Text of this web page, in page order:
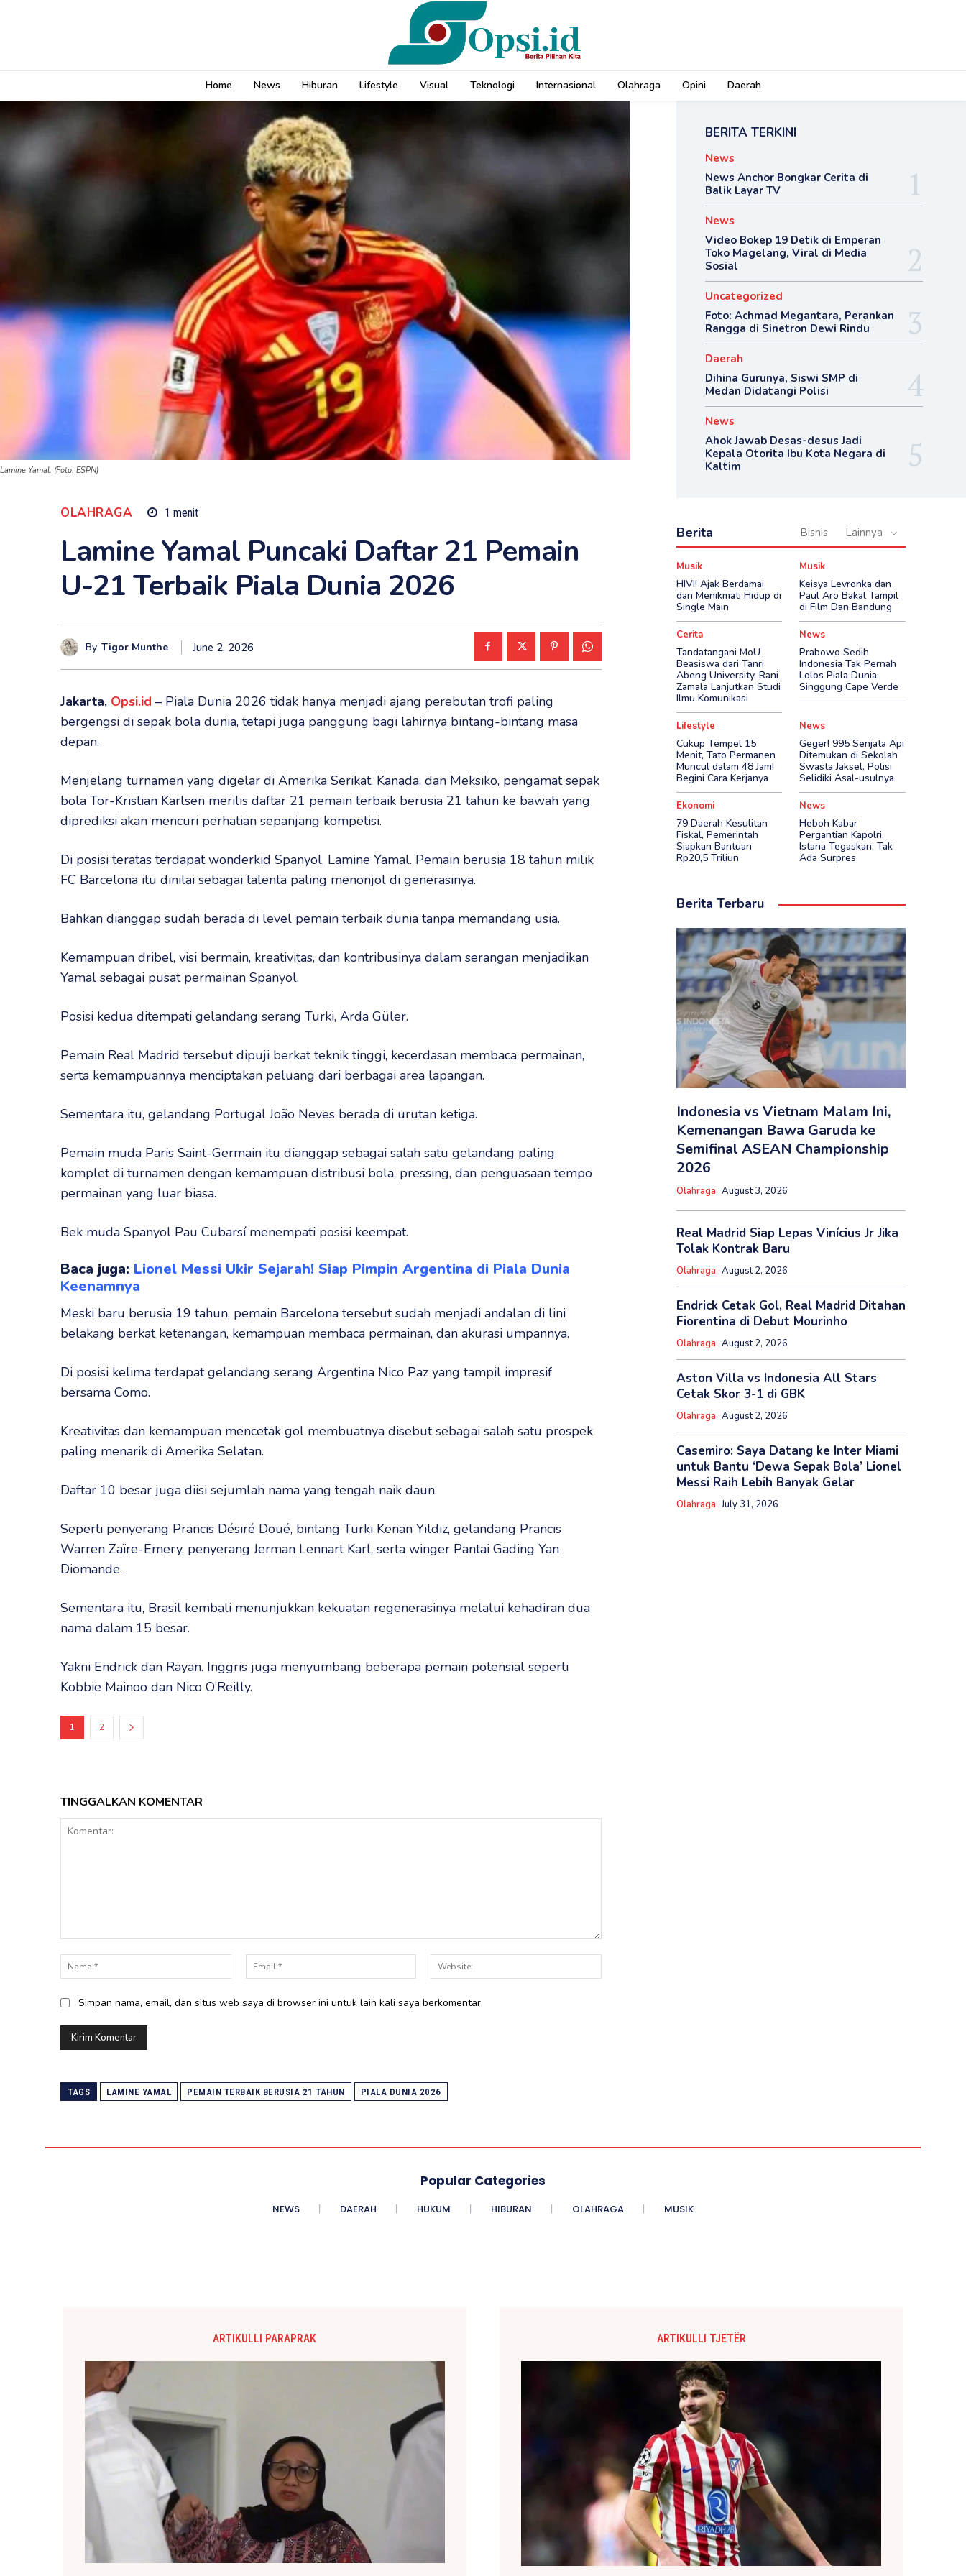
Home News Hiburan Lifestyle Visual Teknologi Internasional Olahraga Opini Daerah
Lamine Yamal. (Foto: ESPN)
OLAHRAGA 1 menit
Lamine Yamal Puncaki Daftar 21 Pemain
U-21 Terbaik Piala Dunia 2026
By Tigor Munthe June 2, 2026
Jakarta, Opsi.id – Piala Dunia 2026 tidak hanya menjadi ajang perebutan trofi paling
bergengsi di sepak bola dunia, tetapi juga panggung bagi lahirnya bintang-bintang masa
depan.
Menjelang turnamen yang digelar di Amerika Serikat, Kanada, dan Meksiko, pengamat sepak
bola Tor-Kristian Karlsen merilis daftar 21 pemain terbaik berusia 21 tahun ke bawah yang
diprediksi akan mencuri perhatian sepanjang kompetisi.
Di posisi teratas terdapat wonderkid Spanyol, Lamine Yamal. Pemain berusia 18 tahun milik
FC Barcelona itu dinilai sebagai talenta paling menonjol di generasinya.
Bahkan dianggap sudah berada di level pemain terbaik dunia tanpa memandang usia.
Kemampuan dribel, visi bermain, kreativitas, dan kontribusinya dalam serangan menjadikan
Yamal sebagai pusat permainan Spanyol.
Posisi kedua ditempati gelandang serang Turki, Arda Güler.
Pemain Real Madrid tersebut dipuji berkat teknik tinggi, kecerdasan membaca permainan,
serta kemampuannya menciptakan peluang dari berbagai area lapangan.
Sementara itu, gelandang Portugal João Neves berada di urutan ketiga.
Pemain muda Paris Saint-Germain itu dianggap sebagai salah satu gelandang paling
komplet di turnamen dengan kemampuan distribusi bola, pressing, dan penguasaan tempo
permainan yang luar biasa.
Bek muda Spanyol Pau Cubarsí menempati posisi keempat.
Baca juga: Lionel Messi Ukir Sejarah! Siap Pimpin Argentina di Piala Dunia
Keenamnya
Meski baru berusia 19 tahun, pemain Barcelona tersebut sudah menjadi andalan di lini
belakang berkat ketenangan, kemampuan membaca permainan, dan akurasi umpannya.
Di posisi kelima terdapat gelandang serang Argentina Nico Paz yang tampil impresif
bersama Como.
Kreativitas dan kemampuan mencetak gol membuatnya disebut sebagai salah satu prospek
paling menarik di Amerika Selatan.
Daftar 10 besar juga diisi sejumlah nama yang tengah naik daun.
Seperti penyerang Prancis Désiré Doué, bintang Turki Kenan Yildiz, gelandang Prancis
Warren Zaïre-Emery, penyerang Jerman Lennart Karl, serta winger Pantai Gading Yan
Diomande.
Sementara itu, Brasil kembali menunjukkan kekuatan regenerasinya melalui kehadiran dua
nama dalam 15 besar.
Yakni Endrick dan Rayan. Inggris juga menyumbang beberapa pemain potensial seperti
Kobbie Mainoo dan Nico O’Reilly.
1 2
TINGGALKAN KOMENTAR
Nama:*
Email:*
Simpan nama, email, dan situs web saya di browser ini untuk lain kali saya berkomentar.
TAGS LAMINE YAMAL PEMAIN TERBAIK BERUSIA 21 TAHUN PIALA DUNIA 2026
BERITA TERKINI
News
News Anchor Bongkar Cerita di
Balik Layar TV
News
Video Bokep 19 Detik di Emperan
Toko Magelang, Viral di Media
Sosial
Uncategorized
Foto: Achmad Megantara, Perankan
Rangga di Sinetron Dewi Rindu
Daerah
Dihina Gurunya, Siswi SMP di
Medan Didatangi Polisi
News
Ahok Jawab Desas-desus Jadi
Kepala Otorita Ibu Kota Negara di
Kaltim
Berita Bisnis Lainnya
Musik
HIVI! Ajak Berdamai
dan Menikmati Hidup di
Single Main
Musik
Keisya Levronka dan
Paul Aro Bakal Tampil
di Film Dan Bandung
Cerita
Tandatangani MoU
Beasiswa dari Tanri
Abeng University, Rani
Zamala Lanjutkan Studi
Ilmu Komunikasi
News
Prabowo Sedih
Indonesia Tak Pernah
Lolos Piala Dunia,
Singgung Cape Verde
Lifestyle
Cukup Tempel 15
Menit, Tato Permanen
Muncul dalam 48 Jam!
Begini Cara Kerjanya
News
Geger! 995 Senjata Api
Ditemukan di Sekolah
Swasta Jaksel, Polisi
Selidiki Asal-usulnya
Ekonomi
79 Daerah Kesulitan
Fiskal, Pemerintah
Siapkan Bantuan
Rp20,5 Triliun
News
Heboh Kabar
Pergantian Kapolri,
Istana Tegaskan: Tak
Ada Surpres
Berita Terbaru
Indonesia vs Vietnam Malam Ini,
Kemenangan Bawa Garuda ke
Semifinal ASEAN Championship
2026
Olahraga August 3, 2026
Real Madrid Siap Lepas Vinícius Jr Jika
Tolak Kontrak Baru
Olahraga August 2, 2026
Endrick Cetak Gol, Real Madrid Ditahan
Fiorentina di Debut Mourinho
Olahraga August 2, 2026
Aston Villa vs Indonesia All Stars
Cetak Skor 3-1 di GBK
Olahraga August 2, 2026
Casemiro: Saya Datang ke Inter Miami
untuk Bantu ‘Dewa Sepak Bola’ Lionel
Messi Raih Lebih Banyak Gelar
Olahraga July 31, 2026
Popular Categories
NEWS DAERAH HUKUM HIBURAN OLAHRAGA MUSIK
ARTIKULLI PARAPRAK ARTIKULLI TJETËR